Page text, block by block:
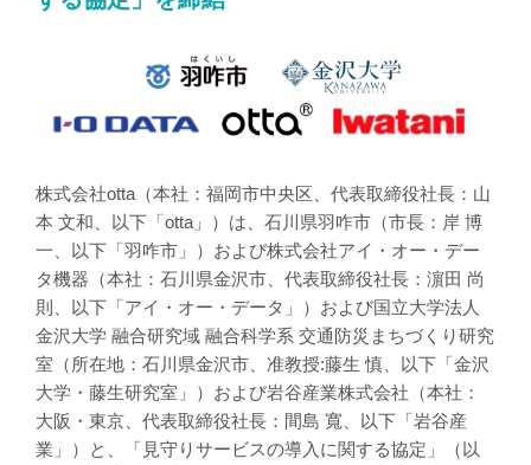
株式会社otta（本社：福岡市中央区、代表取締役社長：山
本 文和、以下「otta」）は、石川県羽咋市（市長：岸 博
一、以下「羽咋市」）および株式会社アイ・オー・デー
タ機器（本社：石川県金沢市、代表取締役社長：濵田 尚
則、以下「アイ・オー・データ」）および国立大学法人
金沢大学 融合研究域 融合科学系 交通防災まちづくり研究
室（所在地：石川県金沢市、准教授:藤生 慎、以下「金沢
大学・藤生研究室」）および岩谷産業株式会社（本社：
大阪・東京、代表取締役社長：間島 寬、以下「岩谷産
業」）と、「見守りサービスの導入に関する協定」（以